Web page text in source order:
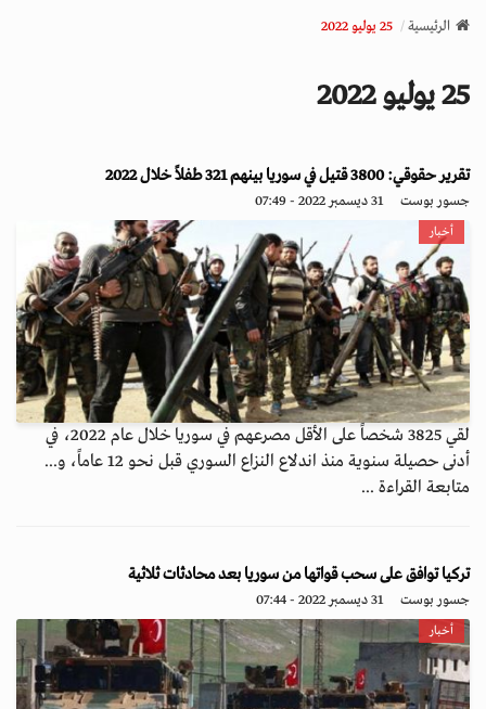
v
a
o
n
الرئيسية 25 يوليو 2022
25 يوليو 2022
تقرير حقوقي: 3800 قتيل في سوريا بينهم 321 طفلاً خلال 2022
جسور بوست 31 ديسمبر 2022 - 07:49
أخبار
لقي 3825 شخصاً على الأقل مصرعهم في سوريا خلال عام 2022، في
أدنى حصيلة سنوية منذ اندلاع النزاع السوري قبل نحو 12 عاماً، و...
متابعة القراءة ...
تركيا توافق على سحب قواتها من سوريا بعد محادثات ثلاثية
جسور بوست 31 ديسمبر 2022 - 07:44
أخبار